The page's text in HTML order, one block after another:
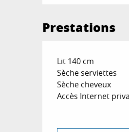
Prestations
Lit 140 cm
Sèche serviettes
Sèche cheveux
Accès Internet